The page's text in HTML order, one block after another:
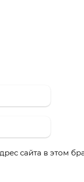
сайта в этом